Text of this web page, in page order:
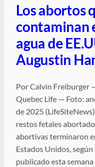
Los abortos
contaminan
agua de
Augustin
Por Calvin Freiburger
Quebec Life — Foto:
de 2025
restos fetales
abortivas terminaron
Estados Unidos,
publicado esta